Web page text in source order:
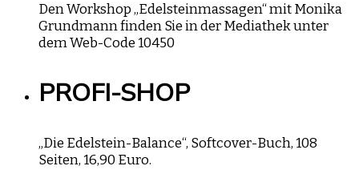
Den Workshop „Edelsteinmassagen“ mit Monika
Grundmann finden Sie in der Mediathek unter
dem Web-Code 10450
PROFI-SHOP
„Die Edelstein-Balance“, Softcover-Buch, 108
Seiten, 16,90 Euro.